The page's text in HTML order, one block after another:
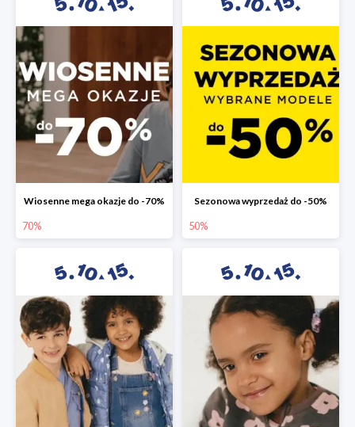
Wiosenne mega okazje do -70%
70%
Sezonowa wyprzedaż do -50%
50%